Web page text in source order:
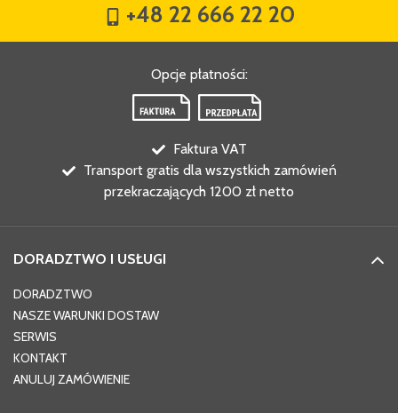
+48 22 666 22 20
Opcje płatności:
Faktura VAT
Transport gratis dla wszystkich zamówień
przekraczających 1200 zł netto
DORADZTWO I USŁUGI
DORADZTWO
NASZE WARUNKI DOSTAW
SERWIS
KONTAKT
ANULUJ ZAMÓWIENIE